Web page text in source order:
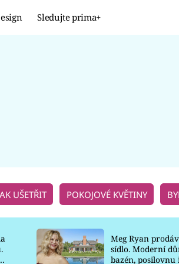
Sledujte prima+
UŠETŘIT POKOJOVÉ KVĚTINY
Meg Ryan
sídlo. Moderní
bazén, posilovnu